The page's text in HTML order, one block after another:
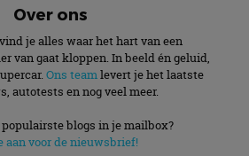
Over ons
je alles waar het hart van een
van gaat kloppen. In beeld én geluid,
Ons teamlevert je het laatste
autotests en nog veel meer.
blogs in je mailbox?
aan voor de nieuwsbrief!